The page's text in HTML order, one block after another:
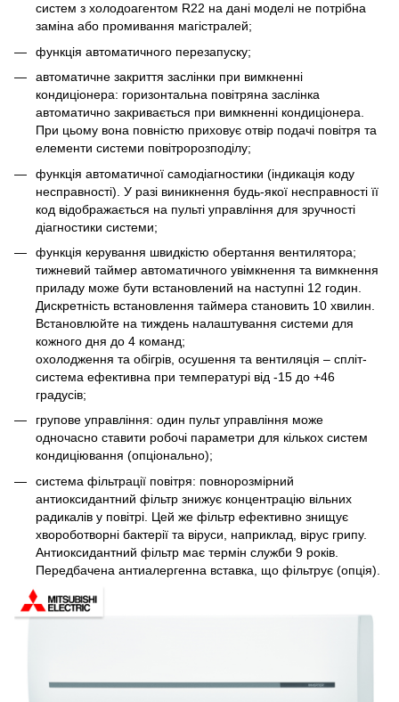
систем з холодоагентом R22 на дані моделі не потрібна
заміна або промивання магістралей;
функція автоматичного перезапуску;
автоматичне закриття заслінки при вимкненні
кондиціонера: горизонтальна повітряна заслінка
автоматично закривається при вимкненні кондиціонера.
При цьому вона повністю приховує отвір подачі повітря та
елементи системи повітророзподілу;
функція автоматичної самодіагностики (індикація коду
несправності). У разі виникнення будь-якої несправності її
код відображається на пульті управління для зручності
діагностики системи;
функція керування швидкістю обертання вентилятора;
тижневий таймер автоматичного увімкнення та вимкнення
приладу може бути встановлений на наступні 12 годин.
Дискретність встановлення таймера становить 10 хвилин.
Встановлюйте на тиждень налаштування системи для
кожного дня до 4 команд;
охолодження та обігрів, осушення та вентиляція – спліт-
система ефективна при температурі від -15 до +46
градусів;
групове управління: один пульт управління може
одночасно ставити робочі параметри для кількох систем
кондиціювання (опціонально);
система фільтрації повітря: повнорозмірний
антиоксидантний фільтр знижує концентрацію вільних
радикалів у повітрі. Цей же фільтр ефективно знищує
хвороботворні бактерії та віруси, наприклад, вірус грипу.
Антиоксидантний фільтр має термін служби 9 років.
Передбачена антиалергенна вставка, що фільтрує (опція).